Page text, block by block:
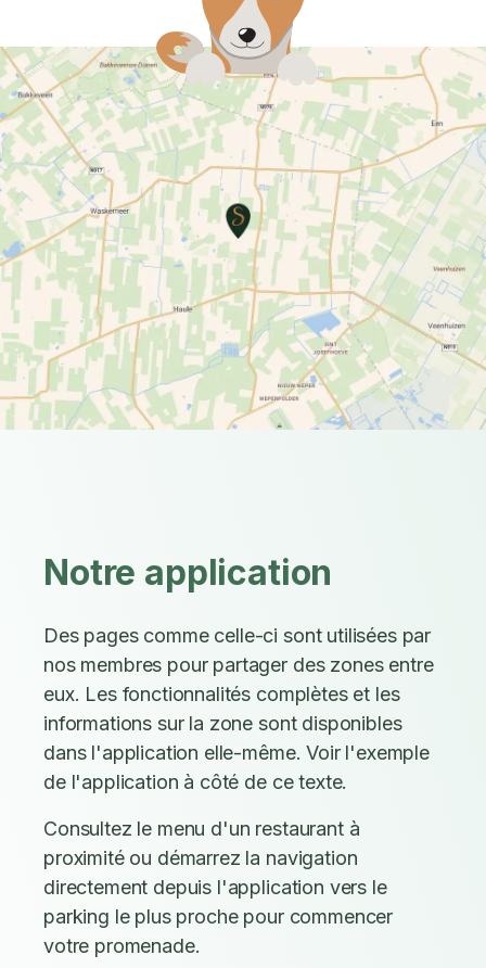
Notre application
Des pages comme celle-ci sont utilisées par
nos membres pour partager des zones entre
eux. Les fonctionnalités complètes et les
informations sur la zone sont disponibles
dans l'application elle-même. Voir l'exemple
de l'application à côté de ce texte.
Consultez le menu d'un restaurant à
proximité ou démarrez la navigation
directement depuis l'application vers le
parking le plus proche pour commencer
votre promenade.